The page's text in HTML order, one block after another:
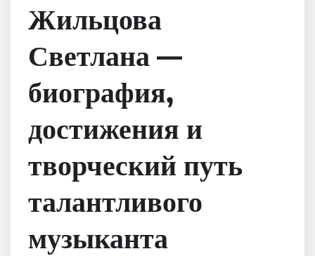
Жильцова
Светлана —
биография,
достижения и
творческий путь
талантливого
музыканта